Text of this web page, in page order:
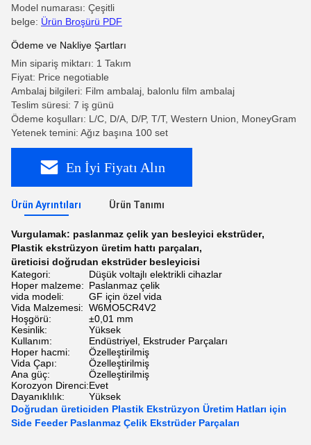
Model numarası: Çeşitli
belge: Ürün Broşürü PDF
Ödeme ve Nakliye Şartları
Min sipariş miktarı: 1 Takım
Fiyat: Price negotiable
Ambalaj bilgileri: Film ambalaj, balonlu film ambalaj
Teslim süresi: 7 iş günü
Ödeme koşulları: L/C, D/A, D/P, T/T, Western Union, MoneyGram
Yetenek temini: Ağız başına 100 set
En İyi Fiyatı Alın
Ürün Ayrıntıları Ürün Tanımı
Vurgulamak: paslanmaz çelik yan besleyici ekstrüder,
Plastik ekstrüzyon üretim hattı parçaları,
üreticisi doğrudan ekstrüder besleyicisi
Kategori:
Düşük voltajlı elektrikli cihazlar
Hoper malzeme: Paslanmaz çelik
vida modeli:
GF için özel vida
Vida Malzemesi: W6MO5CR4V2
Hoşgörü:
±0,01 mm
Kesinlik:
Yüksek
Kullanım:
Endüstriyel, Ekstruder Parçaları
Hoper hacmi:
Özelleştirilmiş
Vida Çapı:
Özelleştirilmiş
Ana güç:
Özelleştirilmiş
Korozyon Direnci:Evet
Dayanıklılık:
Yüksek
Doğrudan üreticiden Plastik Ekstrüzyon Üretim Hatları için
Side Feeder Paslanmaz Çelik Ekstrüder Parçaları